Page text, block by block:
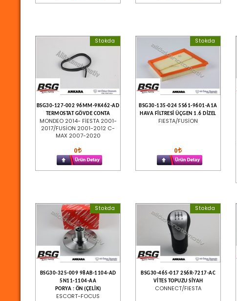
Stokda
BSG30-127-002 96MM-9K462-AD
TERMOSTAT GÖVDE CONTA
MONDEO 2014- FİESTA 2001-
2017/FUSİON 2001-2012 C-
MAX 2007-2020
0
Stokda
BSG30-135-024 5S61-9601-A1A
HAVA FİLTRESİ ÜÇGEN 1.6 DİZEL
FIESTA/FUSİON
0
Stokda
BSG30-325-009 98AB-1104-AD
5N11-1104-AA
PORYA : ÖN (ÇELİK)
ESCORT-FOCUS
Stokda
BSG30-465-017 2S6R-7217-AC
VİTES TOPUZU SİYAH
CONNECT/FIESTA